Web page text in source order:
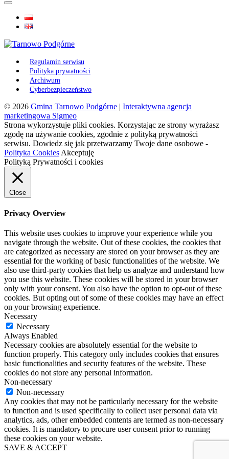
Regulamin serwisu
Polityka prywatności
Archiwum
Cyberbezpieczeństwo
© 2026 Gmina Tarnowo Podgórne | Interaktywna agencja
marketingowa Sigmeo
Strona wykorzystuje pliki cookies. Korzystając ze strony wyrażasz
zgodę na używanie cookies, zgodnie z polityką prywatności
serwisu. Dowiedz się jak przetwarzamy Twoje dane osobowe -
Polityka Cookies Akceptuję
Polityką Prywatności i cookies
Close
Privacy Overview
This website uses cookies to improve your experience while you
navigate through the website. Out of these cookies, the cookies that
are categorized as necessary are stored on your browser as they are
essential for the working of basic functionalities of the website. We
also use third-party cookies that help us analyze and understand how
you use this website. These cookies will be stored in your browser
only with your consent. You also have the option to opt-out of these
cookies. But opting out of some of these cookies may have an effect
on your browsing experience.
Necessary
Necessary
Always Enabled
Necessary cookies are absolutely essential for the website to
function properly. This category only includes cookies that ensures
basic functionalities and security features of the website. These
cookies do not store any personal information.
Non-necessary
Non-necessary
Any cookies that may not be particularly necessary for the website
to function and is used specifically to collect user personal data via
analytics, ads, other embedded contents are termed as non-necessary
cookies. It is mandatory to procure user consent prior to running
these cookies on your website.
SAVE & ACCEPT